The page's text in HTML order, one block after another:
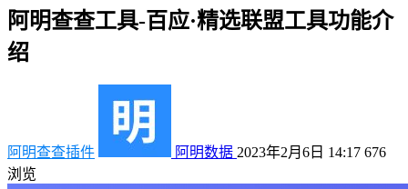
阿明查查工具-百应·精选联盟工具功能介
绍
阿明查查插件 阿明数据 2023年2月6日 14:17 676
浏览